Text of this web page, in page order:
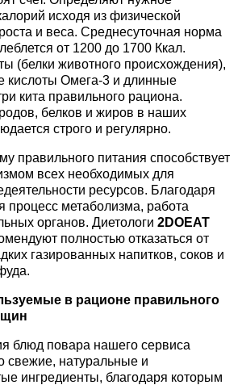
исходя из физической
и веса. Среднесуточная норма
от 1200 до 1700 Ккал.
(белки животного происхождения),
кислоты Омега-3 и длинные
кита правильного рациона.
белков и жиров в наших
строго и регулярно.
правильного питания способствует
всех необходимых для
ресурсов. Благодаря
процесс метаболизма, работа
органов. Диетологи 2DOEAT
полностью отказаться от
газированных напитков, соков и
в рационе правильного
блюд повара нашего сервиса
свежие, натуральные и
ингредиенты, благодаря которым